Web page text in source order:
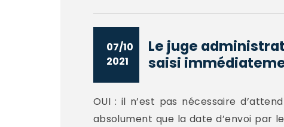
07/10
2021
Le juge
saisi
OUI : il n’est pas nécessaire
absolument que la date d’envoi par